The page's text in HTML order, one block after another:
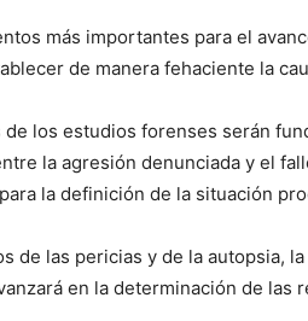
más importantes para el
de manera fehaciente la
de los estudios forenses serán
la agresión denunciada y el
la definición de la situación
de las pericias y de la autopsia,
en la determinación de las